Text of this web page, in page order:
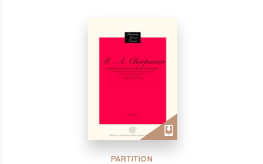
PARTITION